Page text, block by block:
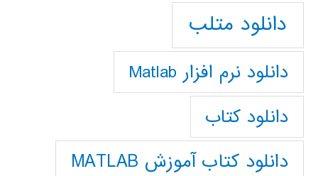
دانلود متلب
دانلود نرم افزار Matlab
دانلود کتاب
دانلود کتاب آموزش MATLAB